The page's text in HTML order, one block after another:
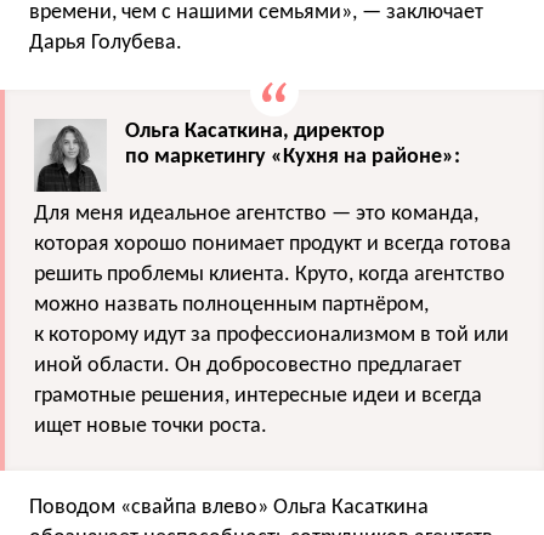
времени, чем с нашими семьями», — заключает
Дарья Голубева.
Ольга Касаткина, директор
по маркетингу «Кухня на районе»:
Для меня идеальное агентство — это команда,
которая хорошо понимает продукт и всегда готова
решить проблемы клиента. Круто, когда агентство
можно назвать полноценным партнёром,
к которому идут за профессионализмом в той или
иной области. Он добросовестно предлагает
грамотные решения, интересные идеи и всегда
ищет новые точки роста.
Поводом «свайпа влево» Ольга Касаткина